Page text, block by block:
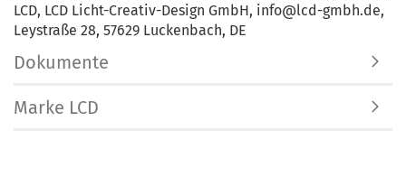
LCD, LCD Licht-Creativ-Design GmbH, info@lcd-gmbh.de,
Leystraße 28, 57629 Luckenbach, DE
Dokumente
Marke LCD